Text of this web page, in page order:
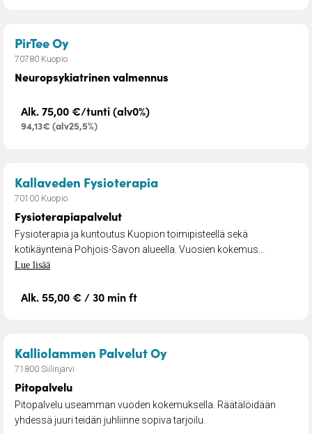
PirTee Oy– Neuropsykiatrinen valmennus
70780 Kuopio
Neuropsykiatrinen valmennus
Alk. 75,00 €/tunti (alv0%)
94,13€ (alv25,5%)
Kallaveden Fysioterapia– Fysioterapiapalvelut
70100 Kuopio
Fysioterapiapalvelut
Fysioterapia ja kuntoutus Kuopion toimipisteellä sekä
kotikäynteinä Pohjois-Savon alueella. Vuosien kokemus...
Lue lisää
Alk. 55,00 € / 30 min ft
Kalliolammen Palvelut Oy– Pitopalvelu
71800 Siilinjärvi
Pitopalvelu
Pitopalvelu useamman vuoden kokemuksella. Räätälöidään
yhdessä juuri teidän juhliinne sopiva tarjoilu.